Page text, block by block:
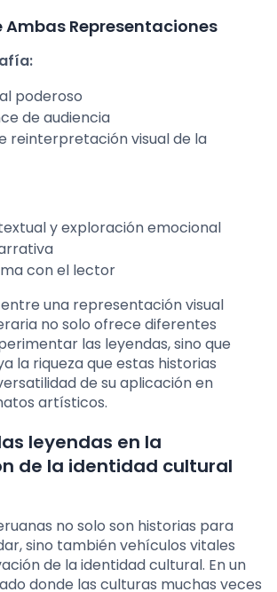
Ambas Representaciones
poderoso
de audiencia
reinterpretación visual de la
y exploración emocional
con el lector
una representación visual
no solo ofrece diferentes
las leyendas, sino que
la riqueza que estas historias
de su aplicación en
artísticos.
leyendas en la
de la identidad cultural
no solo son historias para
sino también vehículos vitales
de la identidad cultural. En un
donde las culturas muchas veces